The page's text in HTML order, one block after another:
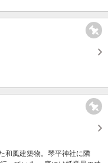
和風建築物。琴平神社に隣